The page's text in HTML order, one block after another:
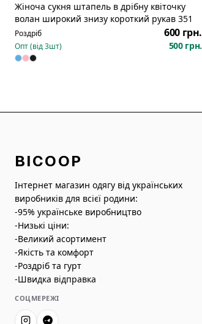
Жіноча сукня штапель в дрібну квіточку
волан широкий знизу короткий рукав 351
Роздріб 600 грн.
Опт (від3шт) 500 грн.
BICOOP
Інтернет магазин одягу від українських
виробників для всієї родини:
-95% українське виробництво
-Низькі ціни:
-Великий асортимент
-Якість та комфорт
-Роздріб та гурт
-Швидка відправка
СОЦМЕРЕЖІ